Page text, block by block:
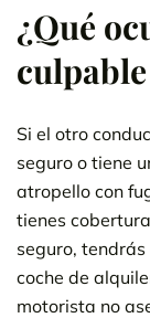
¿Qué
Si el otro
seguro o tiene
atropello con
tienes
seguro,
coche de
motorista no